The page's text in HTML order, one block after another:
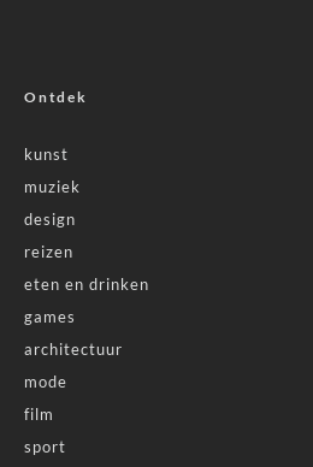
Ontdek
kunst
muziek
design
reizen
eten en drinken
games
architectuur
mode
film
sport